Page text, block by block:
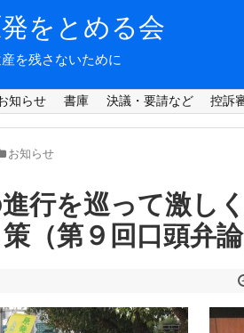
をとめる会
を残さないために
知らせ 書庫 決議・要請など 控訴
お知らせ
行を巡って激し
（第９回口頭弁論